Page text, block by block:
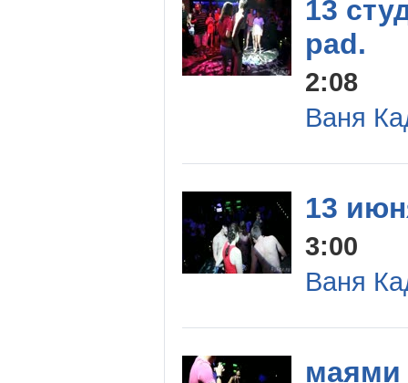
13
pad.
2:08
Ваня
13
3:00
Ваня
маями